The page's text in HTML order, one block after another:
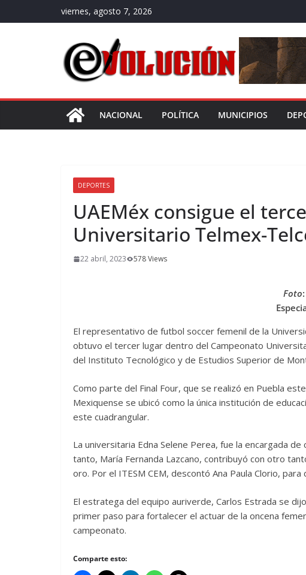
al
viernes, agosto 7, 2026
NACIONAL POLÍTICA MUNICIPIOS
DEPORTES
UAEMéx consigue el
Universitario Telmex-
22 abril, 2023 578 Views
Foto:
El representativo de futbol soccer femenil de la
obtuvo el tercer lugar dentro del Campeonato
del Instituto Tecnológico y de Estudios Superior de
Como parte del Final Four, que se realizó en Puebla
Mexiquense se ubicó como la única institución de
este cuadrangular.
La universitaria Edna Selene Perea, fue la encargada
tanto, María Fernanda Lazcano, contribuyó con otro
oro. Por el ITESM CEM, descontó Ana Paula Clorio,
El estratega del equipo auriverde, Carlos Estrada se
primer paso para fortalecer el actuar de la oncena
campeonato.
Comparte esto: